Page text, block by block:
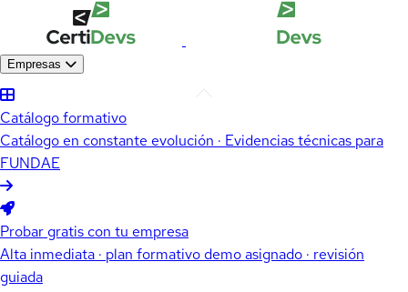
Empresas
Catálogo formativo
Catálogo en constante evolución · Evidencias técnicas para
FUNDAE
Probar gratis con tu empresa
Alta inmediata · plan formativo demo asignado · revisión
guiada